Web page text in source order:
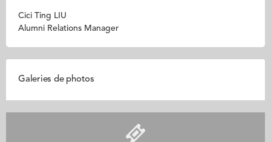
Cici Ting LIU
Alumni Relations Manager
Galeries de photos